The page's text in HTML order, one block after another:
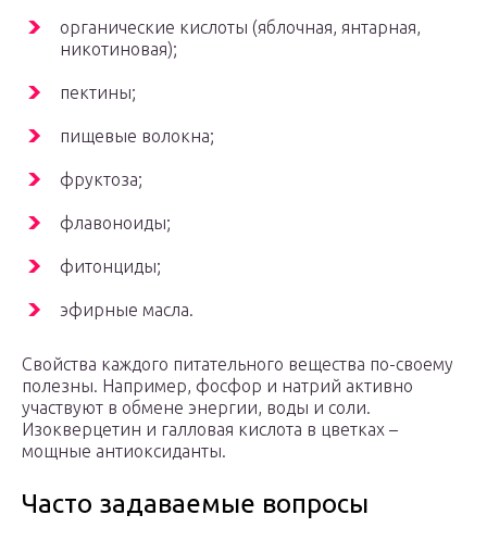
органические кислоты (яблочная, янтарная,
никотиновая);
пектины;
пищевые волокна;
фруктоза;
флавоноиды;
фитонциды;
эфирные масла.
Свойства каждого питательного вещества по-своему
полезны. Например, фосфор и натрий активно
участвуют в обмене энергии, воды и соли.
Изокверцетин и галловая кислота в цветках –
мощные антиоксиданты.
Часто задаваемые вопросы